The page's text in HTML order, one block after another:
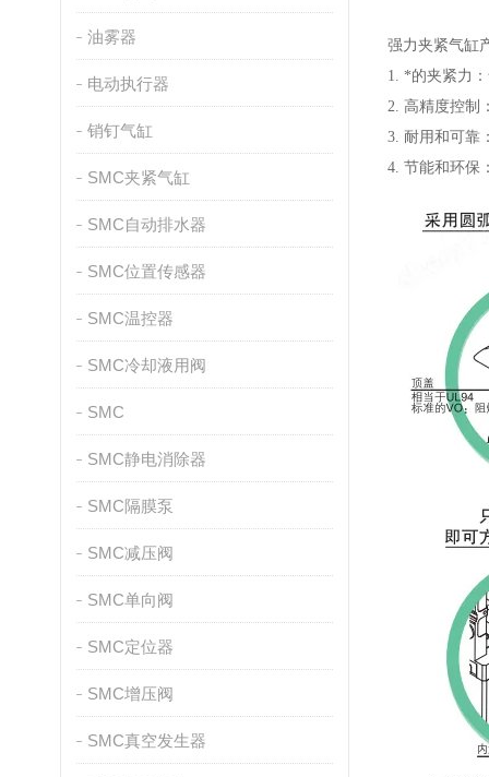
油雾器
电动执行器
销钉气缸
SMC夹紧气缸
SMC自动排水器
SMC位置传感器
SMC温控器
SMC冷却液用阀
SMC
SMC静电消除器
SMC隔膜泵
SMC减压阀
SMC单向阀
SMC定位器
SMC增压阀
SMC真空发生器
强力夹紧气缸
1. *的夹紧力
2. 高精度控制
3. 耐用和可靠
4. 节能和环保